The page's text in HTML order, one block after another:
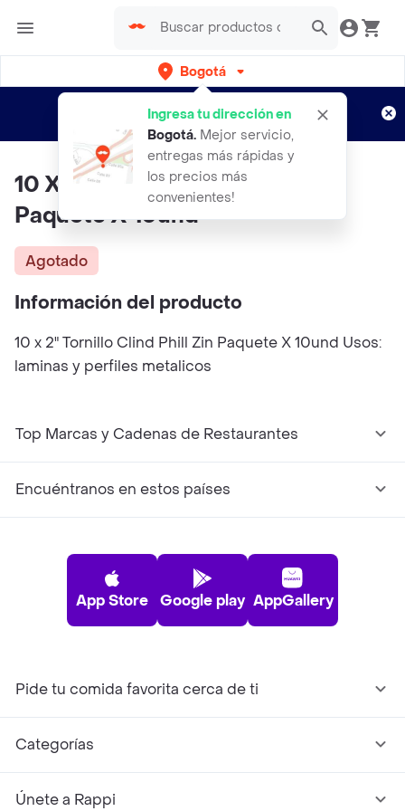
Bogotá
Ingresa tu dirección en
Bogotá. Mejor servicio,
entregas más rápidas y
los precios más
convenientes!
envíos gratis por semanas
Aplican TyC
10 X 2" Tornillo Clind Phill Zin
Paquete X 10und
Agotado
Información del producto
10 x 2" Tornillo Clind Phill Zin Paquete X 10und Usos:
laminas y perfiles metalicos
Top Marcas y Cadenas de Restaurantes
Encuéntranos en estos países
App Store Google play AppGallery
Pide tu comida favorita cerca de ti
Categorías
Únete a Rappi